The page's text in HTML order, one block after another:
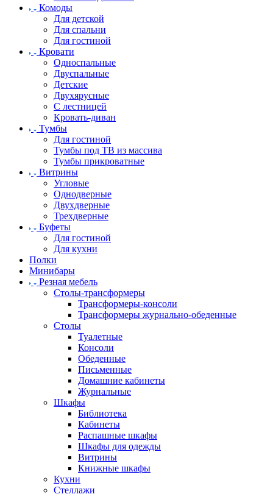
Комоды
Для детской
Для спальни
Для гостиной
Кровати
Односпальные
Двуспальные
Детские
Двухярусные
С лестницей
Кровать-диван
Тумбы
Для гостиной
Тумбы под ТВ из массива
Тумбы прикроватные
Витрины
Угловые
Однодверные
Двухдверные
Трехдверные
Буфеты
Для гостиной
Для кухни
Полки
Минибары
Резная мебель
Столы-трансформеры
Трансформеры-консоли
Трансформеры журнально-обеденные
Столы
Туалетные
Консоли
Обеденные
Письменные
Домашние кабинеты
Журнальные
Шкафы
Библиотека
Кабинеты
Распашные шкафы
Шкафы для одежды
Витрины
Книжные шкафы
Кухни
Стеллажи